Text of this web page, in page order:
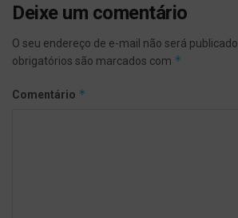
Deixe um comentário
O seu endereço de e-mail não será publicado.
obrigatórios são marcados com *
Comentário *